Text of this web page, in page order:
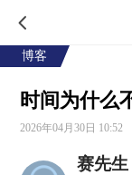
博客
时间为什么
2026年04月30日 10:52
赛先生